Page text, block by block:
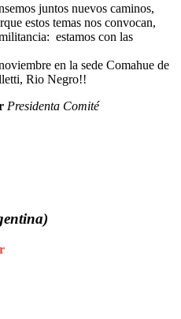
juntos nuevos caminos,
estos temas nos convocan,
estamos con las
en la sede Comahue de
Rio Negro!!
Presidenta Comité